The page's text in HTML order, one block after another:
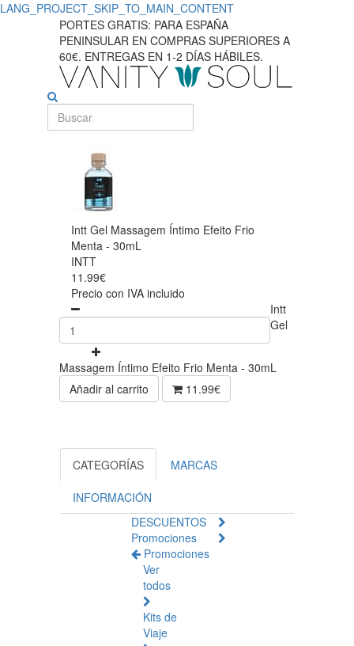
LANG_PROJECT_SKIP_TO_MAIN_CONTENT
PORTES GRATIS: PARA ESPAÑA
PENINSULAR EN COMPRAS SUPERIORES A
60€. ENTREGAS EN 1-2 DÍAS HÁBILES.
Intt Gel Massagem Íntimo Efeito Frio
Menta - 30mL
INTT
11.99€
Precio con IVA incluido
Intt
Gel
Massagem Íntimo Efeito Frio Menta - 30mL
Añadir al carrito
11.99€
CATEGORÍAS MARCAS
INFORMACIÓN
DESCUENTOS
Promociones
Promociones
Ver
todos
Kits de
Viaje